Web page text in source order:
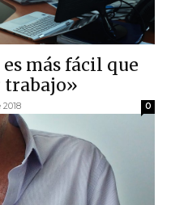
más fácil que
trabajo»
0